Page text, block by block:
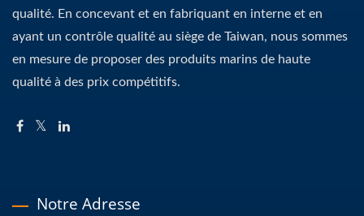
qualité. En concevant et en fabriquant en interne et en
ayant un contrôle qualité au siège de Taiwan, nous sommes
en mesure de proposer des produits marins de haute
qualité à des prix compétitifs.
Notre Adresse